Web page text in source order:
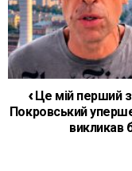
«Це мій перший
Покровський
викликав